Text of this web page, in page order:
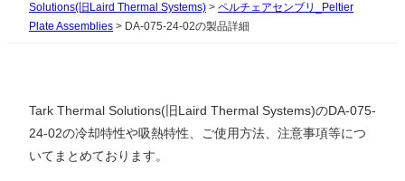
Solutions(旧Laird Thermal Systems) > ペルチェアセンブリ_Peltier
Plate Assemblies > DA-075-24-02の製品詳細
Tark Thermal Solutions(旧Laird Thermal Systems)のDA-075-
24-02の冷却特性や吸熱特性、ご使用方法、注意事項等につ
いてまとめております。